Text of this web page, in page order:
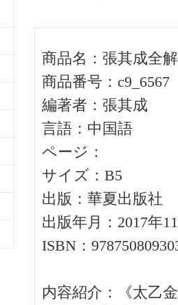
商品名：張其成全
商品番号：c9_6567
編著者：張其成
言語：中国語
ページ：
サイズ：B5
出版：華夏出版社
出版年月：2017年
ISBN：
内容紹介：《太乙